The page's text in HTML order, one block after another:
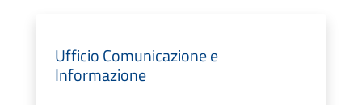
Ufficio Comunicazione e
Informazione